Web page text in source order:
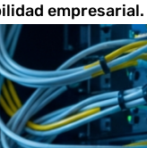
empresarial.